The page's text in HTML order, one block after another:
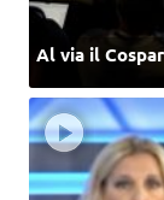
Al via il